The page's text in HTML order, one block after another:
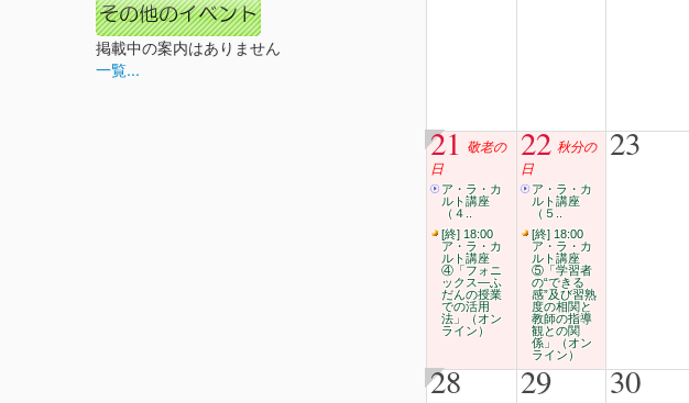
掲載中の案内はありません
一覧...
21 敬老の
日
ア・ラ・カ
ルト講座
（４..
[終] 18:00
ア・ラ・カ
ルト講座
④「フォニ
ックス―ふ
だんの授業
での活用
法」（オン
ライン）
22 秋分の
日
ア・ラ・カ
ルト講座
（５..
[終] 18:00
ア・ラ・カ
ルト講座
⑤「学習者
の“できる
感”及び習熟
度の相関と
教師の指導
観との関
係」（オン
ライン）
23
28 29 30